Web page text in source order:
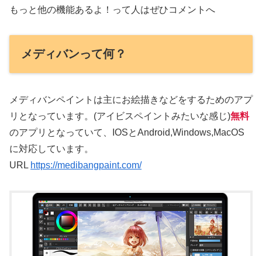
もっと他の機能あるよ！って人はぜひコメントへ
メディバンって何？
メディバンペイントは主にお絵描きなどをするためのアプ
リとなっています。(アイビスペイントみたいな感じ)無料
のアプリとなっていて、IOSとAndroid,Windows,MacOS
に対応しています。
URL https://medibangpaint.com/